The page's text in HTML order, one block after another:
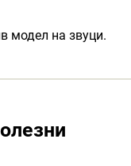
модел на звуци.